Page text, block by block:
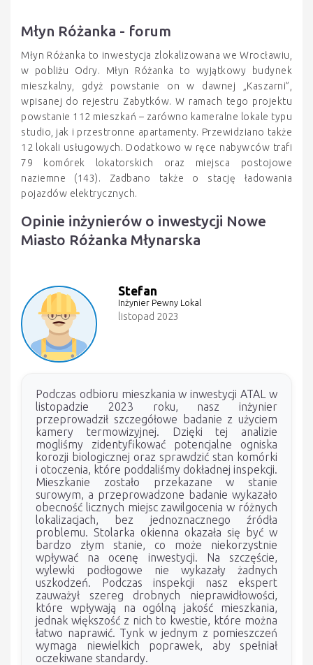
Młyn Różanka - forum
Młyn Różanka to inwestycja zlokalizowana we Wrocławiu,
w pobliżu Odry. Młyn Różanka to wyjątkowy budynek
mieszkalny, gdyż powstanie on w dawnej „Kaszarni”,
wpisanej do rejestru Zabytków. W ramach tego projektu
powstanie 112 mieszkań – zarówno kameralne lokale typu
studio, jak i przestronne apartamenty. Przewidziano także
12 lokali usługowych. Dodatkowo w ręce nabywców trafi
79 komórek lokatorskich oraz miejsca postojowe
naziemne (143). Zadbano także o stację ładowania
pojazdów elektrycznych.
Opinie inżynierów o inwestycji Nowe
Miasto Różanka Młynarska
Stefan
Inżynier Pewny Lokal
listopad 2023
Podczas odbioru mieszkania w inwestycji ATAL w
listopadzie 2023 roku, nasz inżynier
przeprowadził szczegółowe badanie z użyciem
kamery termowizyjnej. Dzięki tej analizie
mogliśmy zidentyfikować potencjalne ogniska
korozji biologicznej oraz sprawdzić stan komórki
i otoczenia, które poddaliśmy dokładnej inspekcji.
Mieszkanie zostało przekazane w stanie
surowym, a przeprowadzone badanie wykazało
obecność licznych miejsc zawilgocenia w różnych
lokalizacjach, bez jednoznacznego źródła
problemu. Stolarka okienna okazała się być w
bardzo złym stanie, co może niekorzystnie
wpływać na ocenę inwestycji. Na szczęście,
wylewki podłogowe nie wykazały żadnych
uszkodzeń. Podczas inspekcji nasz ekspert
zauważył szereg drobnych nieprawidłowości,
które wpływają na ogólną jakość mieszkania,
jednak większość z nich to kwestie, które można
łatwo naprawić. Tynk w jednym z pomieszczeń
wymaga niewielkich poprawek, aby spełniał
oczekiwane standardy.